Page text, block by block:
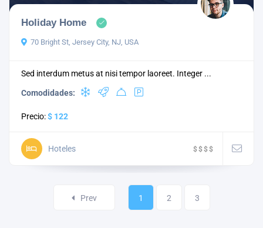
Holiday Home
70 Bright St, Jersey City, NJ, USA
Sed interdum metus at nisi tempor laoreet. Integer ...
Comodidades:
Precio:$ 122
Hoteles $$$$
Prev 1 2 3